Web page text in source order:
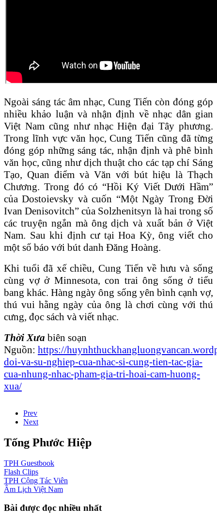
Ngoài sáng tác âm nhạc, Cung Tiến còn đóng góp
nhiều khảo luận và nhận định về nhạc dân gian
Việt Nam cũng như nhạc Hiện đại Tây phương.
Trong lĩnh vực văn học, Cung Tiến cũng đã từng
đóng góp những sáng tác, nhận định và phê bình
văn học, cũng như dịch thuật cho các tạp chí Sáng
Tạo, Quan điểm và Văn với bút hiệu là Thạch
Chương. Trong đó có “Hồi Ký Viết Dưới Hầm”
của Dostoievsky và cuốn “Một Ngày Trong Đời
Ivan Denisovitch” của Solzhenitsyn là hai trong số
các truyện ngắn mà ông dịch và xuất bản ở Việt
Nam. Sau khi định cư tại Hoa Kỳ, ông viết cho
một số báo với bút danh Đăng Hoàng.
Khi tuổi đã xế chiều, Cung Tiến về hưu và sống
cùng vợ ở Minnesota, con trai ông sống ở tiểu
bang khác. Hàng ngày ông sống yên bình cạnh vợ,
thú vui hằng ngày của ông là chơi cùng với thú
cưng, đọc sách và viết nhạc.
Thời Xưa biên soạn
Nguồn: https://
doi-va-su-nghiep-cua-nhac-si-cung-tien-tac-gia-
cua-nhung-nhac-pham-gia-tri-hoai-cam-huong-
xua/
Prev
Next
Tống Phước Hiệp
TPH Guestbook
Flash Clips
TPH Cộng Tác Viên
Âm Lịch Việt Nam
Bài được đọc nhiều nhất